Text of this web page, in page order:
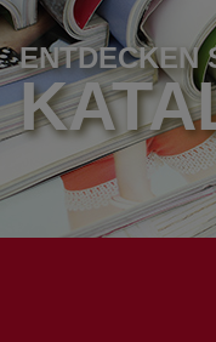
ENTDECKEN